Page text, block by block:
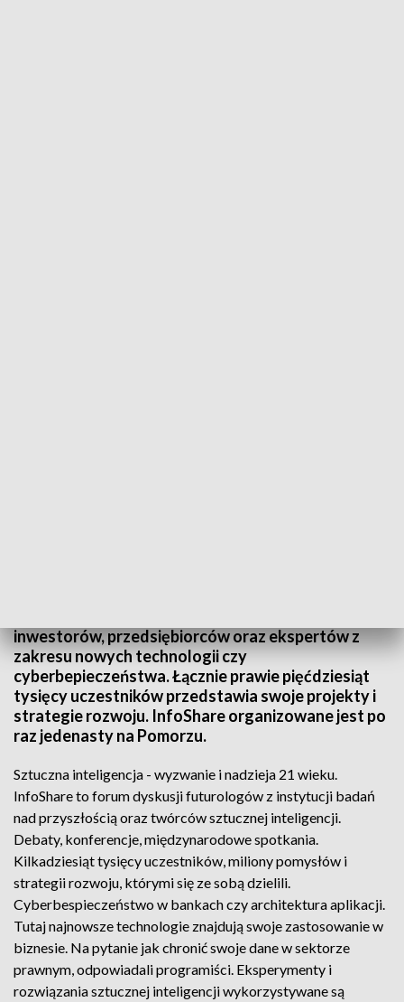
inwestorów, przedsiębiorców oraz ekspertów z
zakresu nowych technologii czy
cyberbepieczeństwa. Łącznie prawie pięćdziesiąt
tysięcy uczestników przedstawia swoje projekty i
strategie rozwoju. InfoShare organizowane jest po
raz jedenasty na Pomorzu.
Sztuczna inteligencja - wyzwanie i nadzieja 21 wieku.
InfoShare to forum dyskusji futurologów z instytucji badań
nad przyszłością oraz twórców sztucznej inteligencji.
Debaty, konferencje, międzynarodowe spotkania.
Kilkadziesiąt tysięcy uczestników, miliony pomysłów i
strategii rozwoju, którymi się ze sobą dzielili.
Cyberbespieczeństwo w bankach czy architektura aplikacji.
Tutaj najnowsze technologie znajdują swoje zastosowanie w
biznesie. Na pytanie jak chronić swoje dane w sektorze
prawnym, odpowiadali programiści. Eksperymenty i
rozwiązania sztucznej inteligencji wykorzystywane są